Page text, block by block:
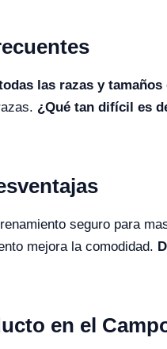
las razas y
¿Qué tan difícil es
seguro para
mejora la comodidad.
en el